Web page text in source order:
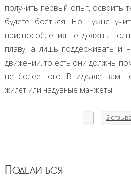
получить первый опыт, освоить
будете бояться. Но нужно
приспособления не должны
плаву, а лишь поддерживать и
движении, то есть они должны
не более того. В идеале вам
жилет или надувные манжеты.
2 отзыва
Поделиться